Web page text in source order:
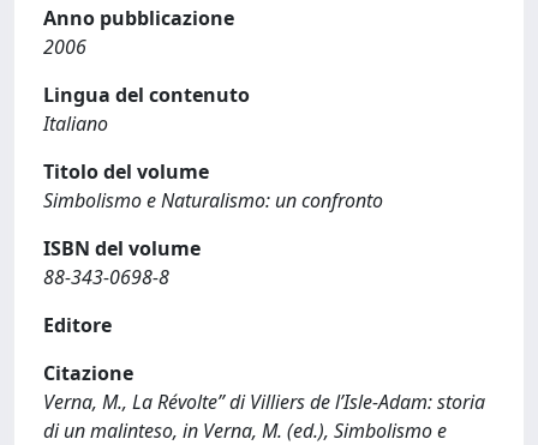
Anno pubblicazione
2006
Lingua del contenuto
Italiano
Titolo del volume
Simbolismo e Naturalismo: un confronto
ISBN del volume
88-343-0698-8
Editore
Citazione
Verna, M., La Révolte” di Villiers de l’Isle-Adam: storia
di un malinteso, in Verna, M. (ed.), Simbolismo e